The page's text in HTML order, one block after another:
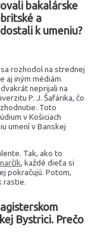
bakalárske
a
k umeniu?
rozhodol na strednej
aj iným médiám
neprijali na
P. J. Šafárika, čo
Toto
v Košiciach
umení v Banskej
Tak, ako to
, každé dieťa si
pokračujú. Potom,
rastie.
Bystrici. Prečo